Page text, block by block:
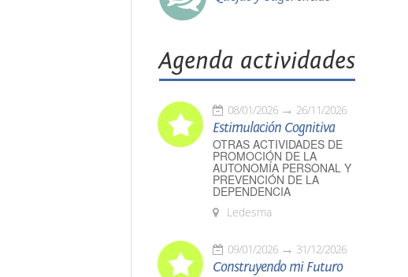
Agenda actividades
08/01/2026 26/11/2026
Estimulación Cognitiva
OTRAS ACTIVIDADES DE
PROMOCIÓN DE LA
AUTONOMÍA PERSONAL Y
PREVENCIÓN DE LA
DEPENDENCIA
Ledesma
09/01/2026 31/12/2026
Construyendo mi Futuro